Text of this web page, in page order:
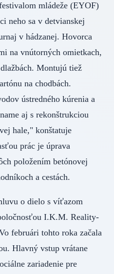
mládeže (EYOF)
neho sa v detvianskej
v hádzanej. Hovorca
na vnútorných omietkach,
Montujú tiež
na chodbách.
ústredného kúrenia a
aj s rekonštrukciou
hale," konštatuje
prác je úprava
položením betónovej
a cestách.
o dielo s víťazom
I.K.M. Reality-
februári tohto roka začala
Hlavný vstup vrátane
zariadenie pre